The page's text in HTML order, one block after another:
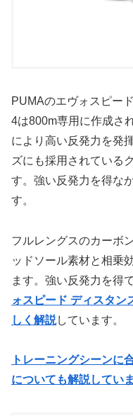
PUMAのエヴォスピー
4は800m専用に作成さ
により高い反発力を発
ズにも採用されている
す。強い反発力を得な
す。
フルレングスのカーボ
ッドソール素材と相乗
ます。強い反発力を得
ォスピード ディスタン
しく解説しています。
トレーニングシーンに
についても解説していま